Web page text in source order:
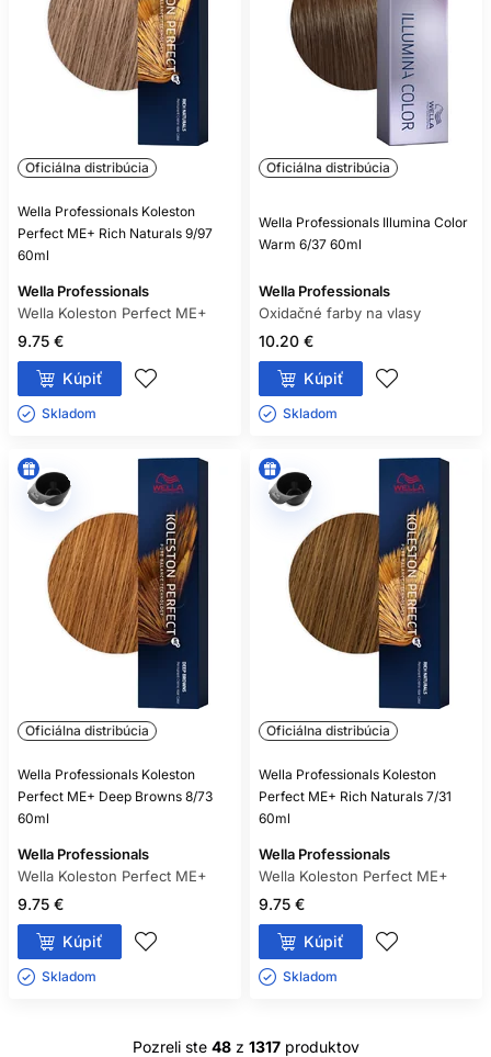
Oficiálna distribúcia
Wella Professionals Koleston
Perfect ME+ Rich Naturals 9/97
60ml
Wella Professionals
Wella Koleston Perfect ME+
9.75 €
Kúpiť
Skladom ㅤ
Oficiálna distribúcia
Wella Professionals Illumina Color
Warm 6/37 60ml
Wella Professionals
Oxidačné farby na vlasy
10.20 €
Kúpiť
Skladom ㅤ
Oficiálna distribúcia
Wella Professionals Koleston
Perfect ME+ Deep Browns 8/73
60ml
Wella Professionals
Wella Koleston Perfect ME+
9.75 €
Kúpiť
Skladom ㅤ
Oficiálna distribúcia
Wella Professionals Koleston
Perfect ME+ Rich Naturals 7/31
60ml
Wella Professionals
Wella Koleston Perfect ME+
9.75 €
Kúpiť
Skladom ㅤ
Pozreli ste 48z 1317produktov